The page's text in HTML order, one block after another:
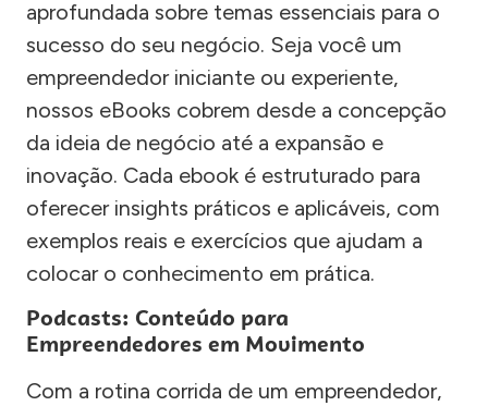
aprofundada sobre temas essenciais para o
sucesso do seu negócio. Seja você um
empreendedor iniciante ou experiente,
nossos eBooks cobrem desde a concepção
da ideia de negócio até a expansão e
inovação. Cada ebook é estruturado para
oferecer insights práticos e aplicáveis, com
exemplos reais e exercícios que ajudam a
colocar o conhecimento em prática.
Podcasts: Conteúdo para
Empreendedores em Movimento
Com a rotina corrida de um empreendedor,